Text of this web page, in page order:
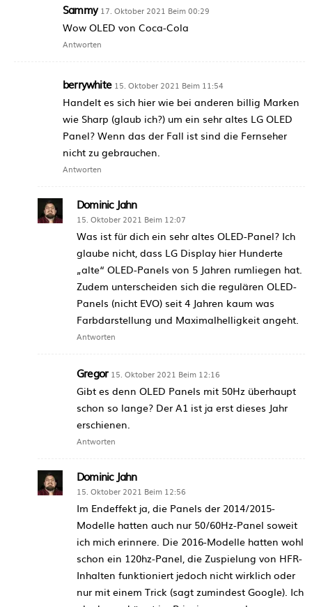
Sammy 17. Oktober 2021 Beim 00:29
Wow OLED von Coca-Cola
Antworten
berrywhite 15. Oktober 2021 Beim 11:54
Handelt es sich hier wie bei anderen billig Marken
wie Sharp (glaub ich?) um ein sehr altes LG OLED
Panel? Wenn das der Fall ist sind die Fernseher
nicht zu gebrauchen.
Antworten
Dominic Jahn
15. Oktober 2021 Beim 12:07
Was ist für dich ein sehr altes OLED-Panel? Ich
glaube nicht, dass LG Display hier Hunderte
„alte“ OLED-Panels von 5 Jahren rumliegen hat.
Zudem unterscheiden sich die regulären OLED-
Panels (nicht EVO) seit 4 Jahren kaum was
Farbdarstellung und Maximalhelligkeit angeht.
Antworten
Gregor 15. Oktober 2021 Beim 12:16
Gibt es denn OLED Panels mit 50Hz überhaupt
schon so lange? Der A1 ist ja erst dieses Jahr
erschienen.
Antworten
Dominic Jahn
15. Oktober 2021 Beim 12:56
Im Endeffekt ja, die Panels der 2014/2015-
Modelle hatten auch nur 50/60Hz-Panel soweit
ich mich erinnere. Die 2016-Modelle hatten wohl
schon ein 120hz-Panel, die Zuspielung von HFR-
Inhalten funktioniert jedoch nicht wirklich oder
nur mit einem Trick (sagt zumindest Google). Ich